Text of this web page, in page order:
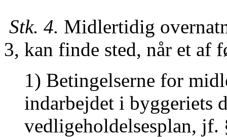
Stk. 4. Midlertidig
3, kan finde sted, når et af
1) Betingelserne for
indarbejdet i byggeriets
vedligeholdelsesplan, jf.